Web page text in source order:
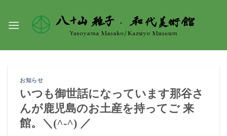
content
お知らせ
いつも御世話になっています那谷さ
んが鹿児島のお土産を持ってご 来
館。＼(^-^) ／